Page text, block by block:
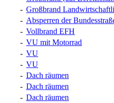
- Großbrand
- Absperren der
- Vollbrand EFH
- VU mit Motorrad
- VU
- VU
- Dach räumen
- Dach räumen
- Dach räumen